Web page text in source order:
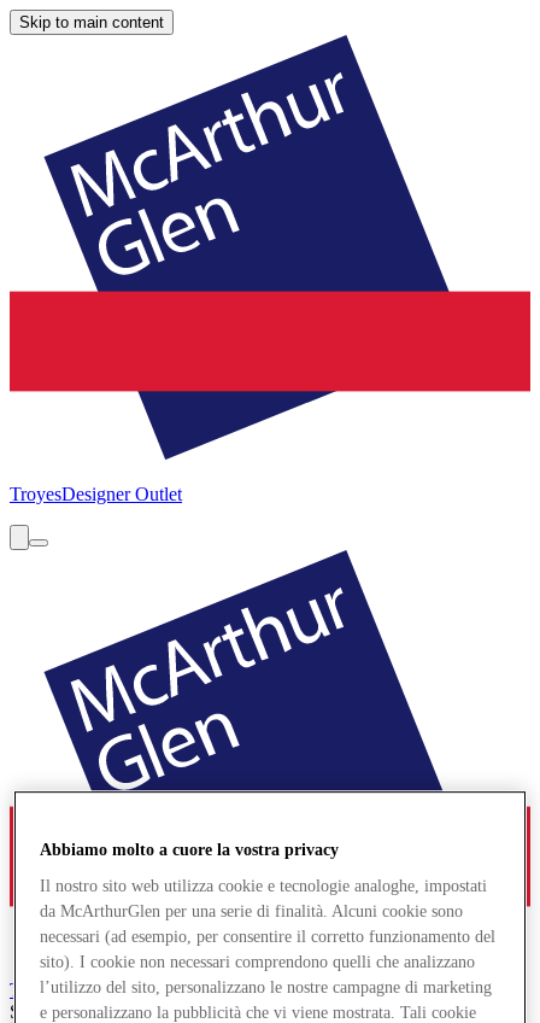
Skip to main content
TroyesDesigner Outlet
TroyesDesigner Outlet
Search input
Abbiamo molto a cuore la vostra privacy
Il nostro sito web utilizza cookie e tecnologie analoghe, impostati
da McArthurGlen per una serie di finalità. Alcuni cookie sono
necessari (ad esempio, per consentire il corretto funzionamento del
sito). I cookie non necessari comprendono quelli che analizzano
l’utilizzo del sito, personalizzano le nostre campagne di marketing
e personalizzano la pubblicità che vi viene mostrata. Tali cookie